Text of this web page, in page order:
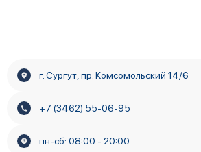
г. Сургут, пр. Комсомольский 14/6
+7 (3462) 55-06-95
пн-сб: 08:00 - 20:00